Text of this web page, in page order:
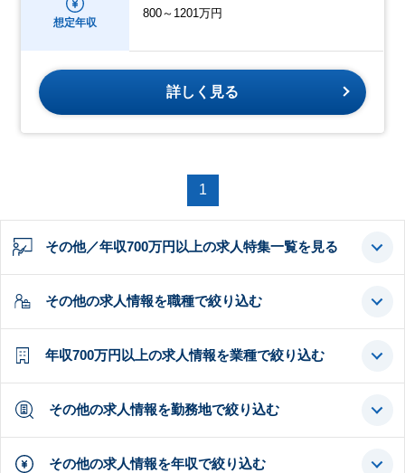
想定年収
800～1201万円
詳しく見る
1
その他／年収700万円以上の求人特集一覧を見る
その他の求人情報を職種で絞り込む
年収700万円以上の求人情報を業種で絞り込む
その他の求人情報を勤務地で絞り込む
その他の求人情報を年収で絞り込む